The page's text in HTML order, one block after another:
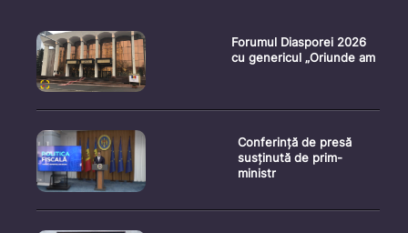
Forumul Diasporei 2026
cu genericul „Oriunde am
Conferință de presă
susținută de prim-
ministr